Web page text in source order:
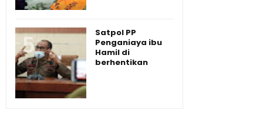
Satpol PP
Penganiaya ibu
Hamil di
berhentikan